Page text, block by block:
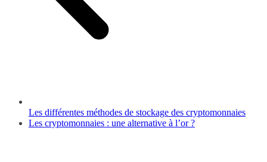
Les différentes méthodes de stockage des cryptomonnaies
Les cryptomonnaies : une alternative à l’or ?